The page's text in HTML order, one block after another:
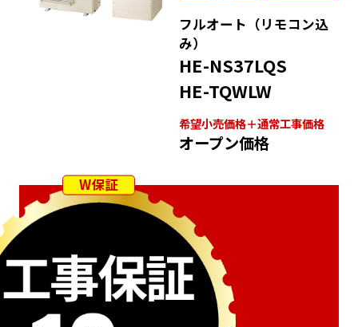
フルオート（リモコン込
み）
HE-NS37LQS
HE-TQWLW
希望⼩売価格＋通常⼯事価格
オープン価格
W保証